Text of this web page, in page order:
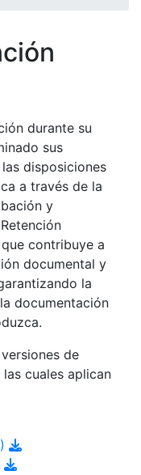
durante su
sus
disposiciones
a través de la
y
contribuye a
documental y
la
documentación
de
cuales aplican